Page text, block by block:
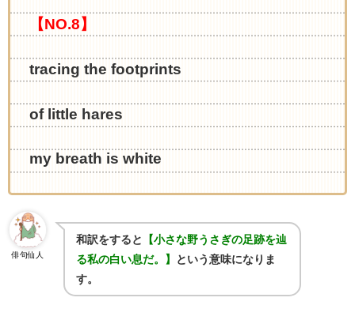
【NO.8】
tracing the footprints
of little hares
my breath is white
俳句仙人
和訳をすると
【小さな野うさぎの足跡を辿
る私の白い息だ。】
という意味になりま
す。